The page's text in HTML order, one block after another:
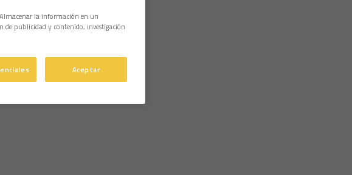
la información en un
de publicidad y contenido, investigación
Aceptar